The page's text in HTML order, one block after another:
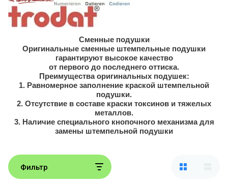
Сменные подушки
Оригинальные сменные штемпельные подушки
гарантируют высокое качество
от первого до последнего оттиска.
Преимущества оригинальных подушек:
1. Равномерное заполнение краской штемпельной
подушки.
2. Отсутствие в составе краски токсинов и тяжелых
металлов.
3. Наличие специального кнопочного механизма для
замены штемпельной подушки
Фильтр